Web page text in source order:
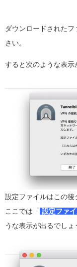
ダウンロードされた
さい。
すると次のような表示
設定ファイルはこの後
ここでは「 設定ファ
うな表示が出るでしょ